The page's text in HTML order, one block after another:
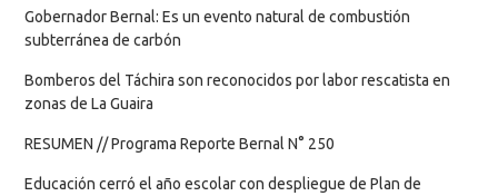
Gobernador Bernal: Es un evento natural de combustión
subterránea de carbón
Bomberos del Táchira son reconocidos por labor rescatista en
zonas de La Guaira
RESUMEN // Programa Reporte Bernal N° 250
Educación cerró el año escolar con despliegue de Plan de